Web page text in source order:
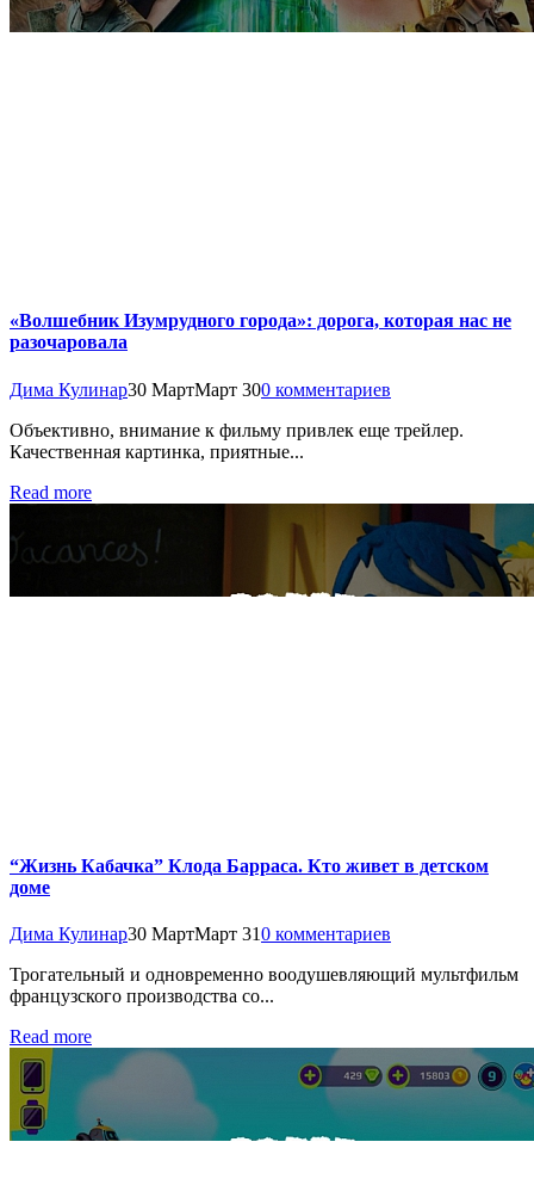
«Волшебник Изумрудного города»: дорога, которая нас не
разочаровала
Дима Кулинар30 МартМарт 300 комментариев
Объективно, внимание к фильму привлек еще трейлер.
Качественная картинка, приятные...
Read more
“Жизнь Кабачка” Клода Барраса. Кто живет в детском
доме
Дима Кулинар30 МартМарт 310 комментариев
Трогательный и одновременно воодушевляющий мультфильм
французского производства со...
Read more